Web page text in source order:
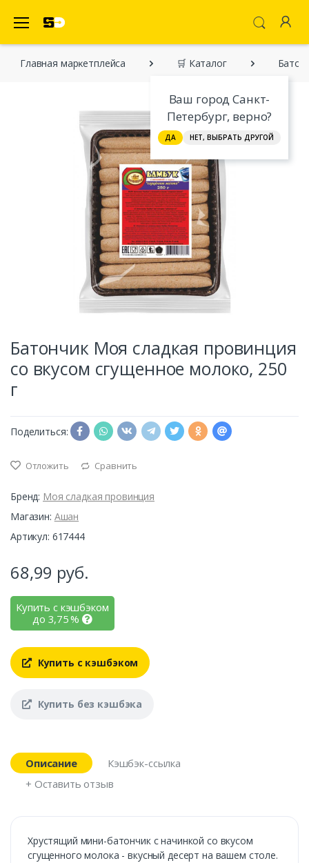
Ваш город Санкт-
Петербург, верно?
ДА НЕТ, ВЫБРАТЬ ДРУГОЙ
Главная марĸетплейса 🛒 Каталог
Батончик Моя сладкая провинция
со вкусом сгущенное молоко, 250
г
Поделиться:
Отложить Сравнить
Бренд: Моя сладкая провинция
Магазин: Ашан
Артикул: 617444
68,99 руб.
Купить с кэшбэком
до 3,75%
Купить с кэшбэком
Купить без кэшбэка
Описание
Кэшбэк-ссылка
+ Оставить отзыв
Хрустящий мини-батончик с начинкой со вкусом
сгущенного молока - вкусный десерт на вашем столе.